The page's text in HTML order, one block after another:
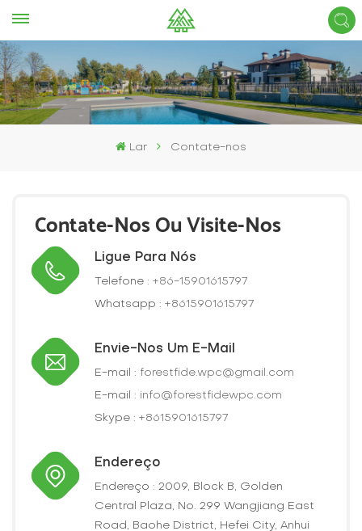
Lar Contate-nos
Contate-Nos Ou Visite-Nos
Ligue Para Nós
Telefone : +86-15901615797
Whatsapp : +8615901615797
Envie-Nos Um E-Mail
E-mail : forestfide.wpc@gmail.com
E-mail : info@forestfidewpc.com
Skype : +8615901615797
Endereço
Endereço : 2009, Block B, Golden
Central Plaza, No. 299 Wangjiang East
Road, Baohe District, Hefei City, Anhui